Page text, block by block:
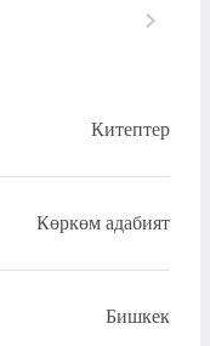
Китептер
Көркөм адабият
Бишкек